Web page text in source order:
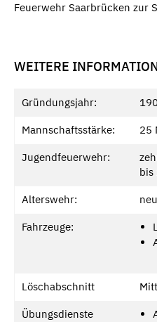
Feuerwehr Saarbrücken zur
WEITERE
Gründungsjahr:
Mannschaftsstärke: 25
Jugendfeuerwehr:
bis
Alterswehr:
Fahrzeuge:
Löschabschnitt
Übungsdienste